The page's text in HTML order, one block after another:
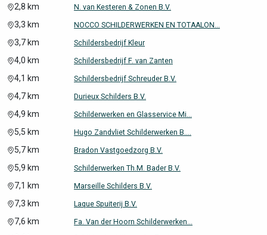
2,8 km N. van Kesteren & Zonen B.V.
3,3 km NOCCO SCHILDERWERKEN EN TOTAALON...
3,7 km Schildersbedrijf Kleur
4,0 km Schildersbedrijf F. van Zanten
4,1 km Schildersbedrijf Schreuder B.V.
4,7 km Durieux Schilders B.V.
4,9 km Schilderwerken en Glasservice Mi...
5,5 km Hugo Zandvliet Schilderwerken B....
5,7 km Bradon Vastgoedzorg B.V.
5,9 km Schilderwerken Th.M. Bader B.V.
7,1 km Marseille Schilders B.V.
7,3 km Laque Spuiterij B.V.
7,6 km Fa. Van der Hoorn Schilderwerken...